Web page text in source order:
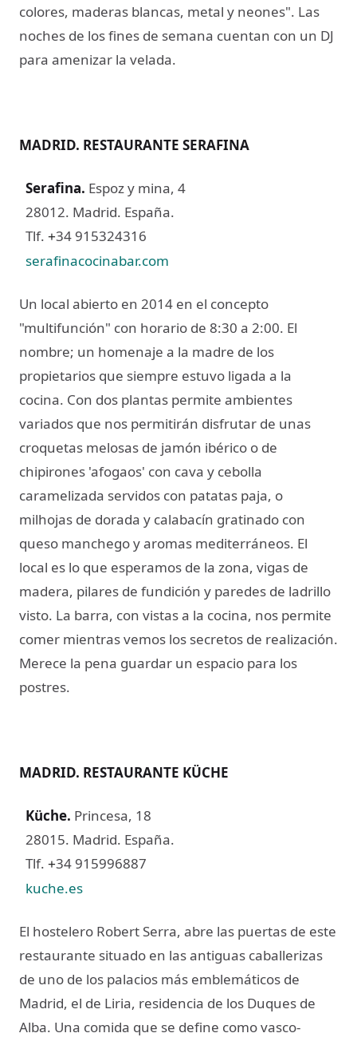
colores, maderas blancas, metal y neones". Las
noches de los fines de semana cuentan con un DJ
para amenizar la velada.
MADRID. RESTAURANTE SERAFINA
Serafina. Espoz y mina, 4
28012. Madrid. España.
Tlf. +34 915324316
serafinacocinabar.com
Un local abierto en 2014 en el concepto
"multifunción" con horario de 8:30 a 2:00. El
nombre; un homenaje a la madre de los
propietarios que siempre estuvo ligada a la
cocina. Con dos plantas permite ambientes
variados que nos permitirán disfrutar de unas
croquetas melosas de jamón ibérico o de
chipirones 'afogaos' con cava y cebolla
caramelizada servidos con patatas paja, o
milhojas de dorada y calabacín gratinado con
queso manchego y aromas mediterráneos. El
local es lo que esperamos de la zona, vigas de
madera, pilares de fundición y paredes de ladrillo
visto. La barra, con vistas a la cocina, nos permite
comer mientras vemos los secretos de realización.
Merece la pena guardar un espacio para los
postres.
MADRID. RESTAURANTE KÜCHE
Küche. Princesa, 18
28015. Madrid. España.
Tlf. +34 915996887
kuche.es
El hostelero Robert Serra, abre las puertas de este
restaurante situado en las antiguas caballerizas
de uno de los palacios más emblemáticos de
Madrid, el de Liria, residencia de los Duques de
Alba. Una comida que se define como vasco-